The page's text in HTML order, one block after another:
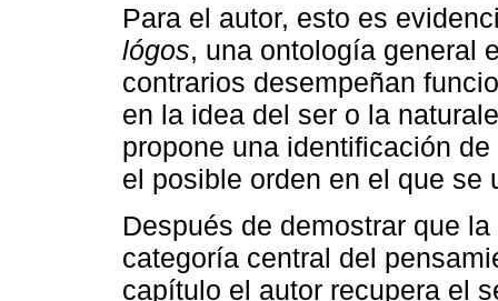
Para el autor, esto es
lógos, una ontología general
contrarios desempeñan
en la idea del ser o la
propone una identificación
el posible orden en el que se
Después de demostrar que
categoría central del
capítulo el autor recupera el